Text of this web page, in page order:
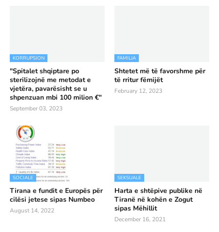
KORRUPSION
"Spitalet shqiptare po
sterilizojnë me metodat e
vjetëra, pavarësisht se u
shpenzuan mbi 100 milion €"
September 03, 2023
FAMILJA
Shtetet më të favorshme për
të rritur fëmijët
February 12, 2023
SOCIALE
Tirana e fundit e Europës për
cilësi jetese sipas Numbeo
August 14, 2022
SEKSUALE
Harta e shtëpive publike në
Tiranë në kohën e Zogut
sipas Mëhillit
December 16, 2021